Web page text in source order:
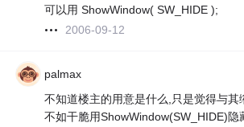
可以用 ShowWindow( SW_HIDE );
2006-09-12
palmax
不知道楼主的用意是什么,只是觉得与其
不如干脆用ShowWindow(SW_HIDE)隐